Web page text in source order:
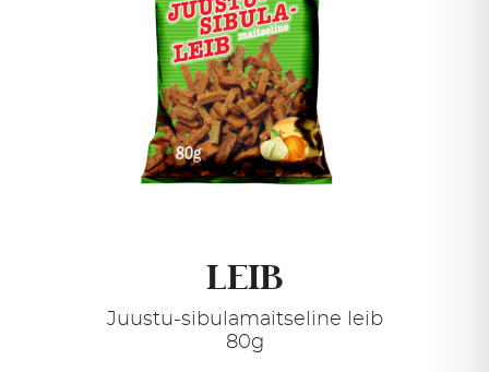
LEIB
Juustu-sibulamaitseline leib
80g